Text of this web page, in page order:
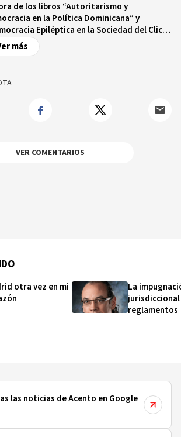
de los libros “Autoritarismo y
en la Política Dominicana” y
Epiléptica en la Sociedad del Clic”,
numerosos artículos sobre política
publicados en revistas académicas
en Filadelfia, donde también ha sido
del Departamento de Sociología y del
de Estudios Latinoamericanos.
más
VER COMENTARIOS
otra vez en mi
La
reglamentos
las noticias de Acento en Google